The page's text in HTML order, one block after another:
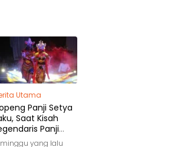
Utama
Panji Setya
Saat Kisah
Panji
Menyapa
yang lalu